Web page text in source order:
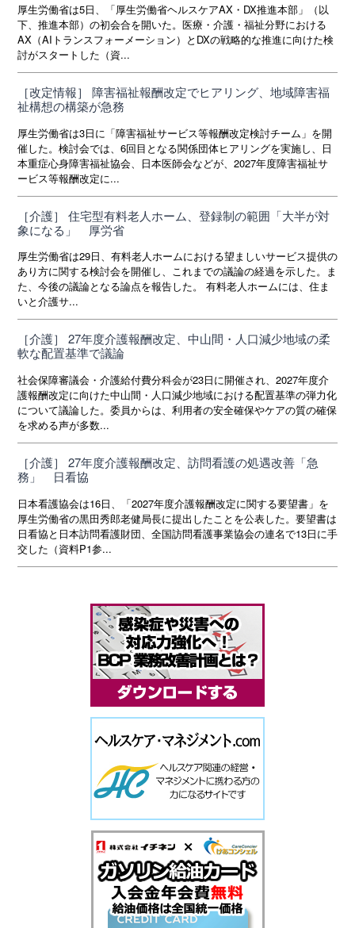
厚生労働省は5日、「厚生労働省ヘルスケアAX・DX推進本部」（以
下、推進本部）の初会合を開いた。医療・介護・福祉分野における
AX（AIトランスフォーメーション）とDXの戦略的な推進に向けた検
討がスタートした（資...
［改定情報］ 障害福祉報酬改定でヒアリング、地域障害福
祉構想の構築が急務
厚生労働省は3日に「障害福祉サービス等報酬改定検討チーム」を開
催した。検討会では、6回目となる関係団体ヒアリングを実施し、日
本重症心身障害福祉協会、日本医師会などが、2027年度障害福祉サ
ービス等報酬改定に...
［介護］ 住宅型有料老人ホーム、登録制の範囲「大半が対
象になる」 厚労省
厚生労働省は29日、有料老人ホームにおける望ましいサービス提供の
あり方に関する検討会を開催し、これまでの議論の経過を示した。ま
た、今後の議論となる論点を報告した。 有料老人ホームには、住ま
いと介護サ...
［介護］ 27年度介護報酬改定、中山間・人口減少地域の柔
軟な配置基準で議論
社会保障審議会・介護給付費分科会が23日に開催され、2027年度介
護報酬改定に向けた中山間・人口減少地域における配置基準の弾力化
について議論した。委員からは、利用者の安全確保やケアの質の確保
を求める声が多数...
［介護］ 27年度介護報酬改定、訪問看護の処遇改善「急
務」 日看協
日本看護協会は16日、「2027年度介護報酬改定に関する要望書」を
厚生労働省の黒田秀郎老健局長に提出したことを公表した。要望書は
日看協と日本訪問看護財団、全国訪問看護事業協会の連名で13日に手
交した（資料P1参...